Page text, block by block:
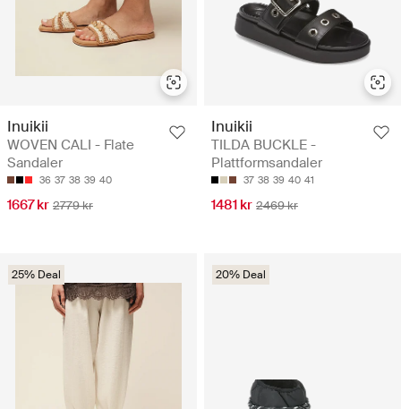
Inuikii
WOVEN CALI - Flate
Sandaler
36 37 38 39 40
1667 kr 2779 kr
Inuikii
TILDA BUCKLE -
Plattformsandaler
37 38 39 40 41
1481 kr 2469 kr
25% Deal 20% Deal